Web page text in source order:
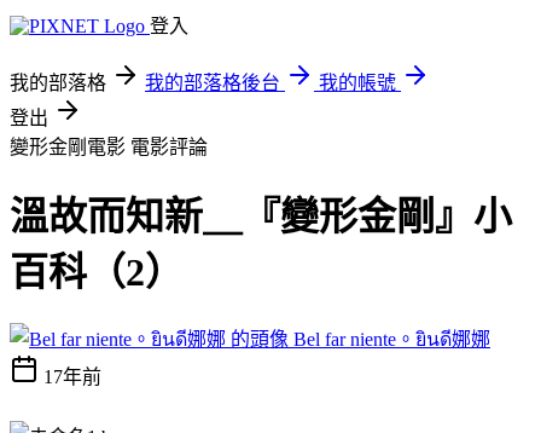
登入
我的部落格 我的部落格後台
我的帳號
登出
變形金剛電影 電影評論
溫故而知新＿『變形金剛』小
百科（2）
Bel far niente。ยินดี娜娜
17年前